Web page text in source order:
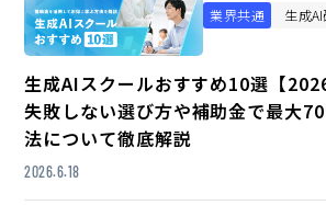
業界共通 生成
生成AIスクールおすすめ10選【
失敗しない選び方や補助金で最大
法について徹底解説
2026.6.18